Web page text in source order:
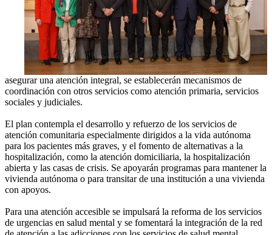
asegurar una atención integral, se establecerán mecanismos de
coordinación con otros servicios como atención primaria, servicios
sociales y judiciales.
El plan contempla el desarrollo y refuerzo de los servicios de
atención comunitaria especialmente dirigidos a la vida autónoma
para los pacientes más graves, y el fomento de alternativas a la
hospitalización, como la atención domiciliaria, la hospitalización
abierta y las casas de crisis. Se apoyarán programas para mantener la
vivienda autónoma o para transitar de una institución a una vivienda
con apoyos.
Para una atención accesible se impulsará la reforma de los servicios
de urgencias en salud mental y se fomentará la integración de la red